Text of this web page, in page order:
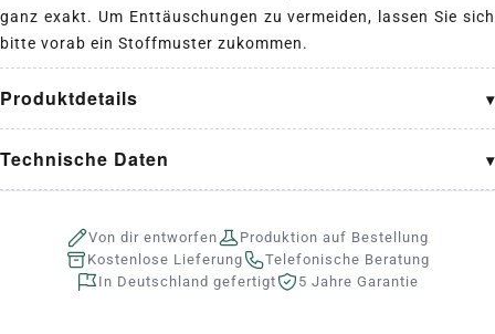
ganz exakt. Um Enttäuschungen zu vermeiden, lassen Sie sich
bitte vorab ein Stoffmuster zukommen.
Produktdetails
Technische Daten
Von dir entworfen
Produktion auf Bestellung
Kostenlose Lieferung
Telefonische Beratung
In Deutschland gefertigt
5 Jahre Garantie